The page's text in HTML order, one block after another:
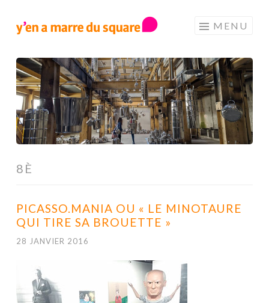
Aller au contenu principal MENU
8È
PICASSO.MANIA OU « LE MINOTAURE
QUI TIRE SA BROUETTE »
28 JANVIER 2016